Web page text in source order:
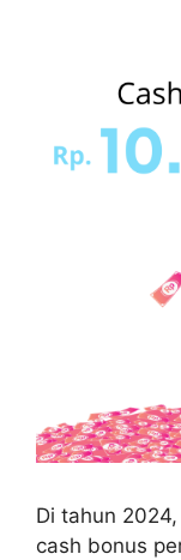
Di tahun
cash bonus